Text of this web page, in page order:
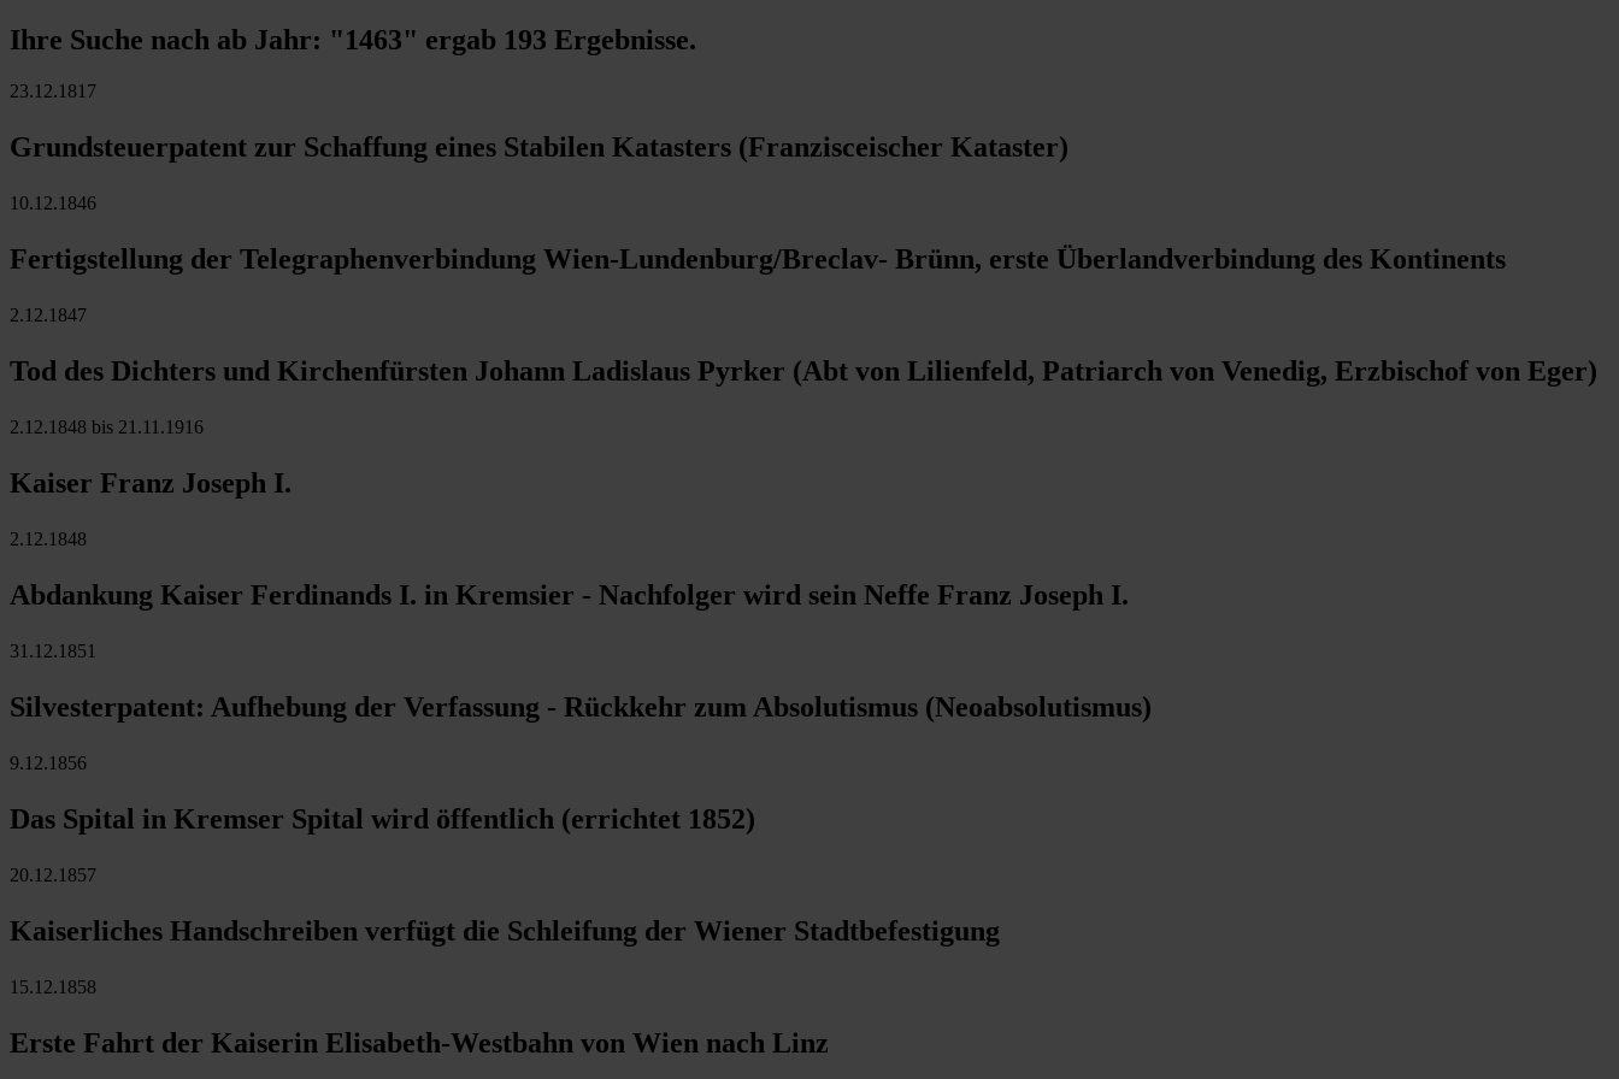
Ihre Suche nach ab Jahr: "1463" ergab 193 Ergebnisse.
23.12.1817
Grundsteuerpatent zur Schaffung eines Stabilen Katasters (Franzisceischer Kataster)
10.12.1846
Fertigstellung der Telegraphenverbindung Wien-Lundenburg/Breclav- Brünn, erste Überlandverbindung des Kontinents
2.12.1847
Tod des Dichters und Kirchenfürsten Johann Ladislaus Pyrker (Abt von Lilienfeld, Patriarch von Venedig, Erzbischof von Eger)
2.12.1848 bis 21.11.1916
Kaiser Franz Joseph I.
2.12.1848
Abdankung Kaiser Ferdinands I. in Kremsier - Nachfolger wird sein Neffe Franz Joseph I.
31.12.1851
Silvesterpatent: Aufhebung der Verfassung - Rückkehr zum Absolutismus (Neoabsolutismus)
9.12.1856
Das Spital in Kremser Spital wird öffentlich (errichtet 1852)
20.12.1857
Kaiserliches Handschreiben verfügt die Schleifung der Wiener Stadtbefestigung
15.12.1858
Erste Fahrt der Kaiserin Elisabeth-Westbahn von Wien nach Linz